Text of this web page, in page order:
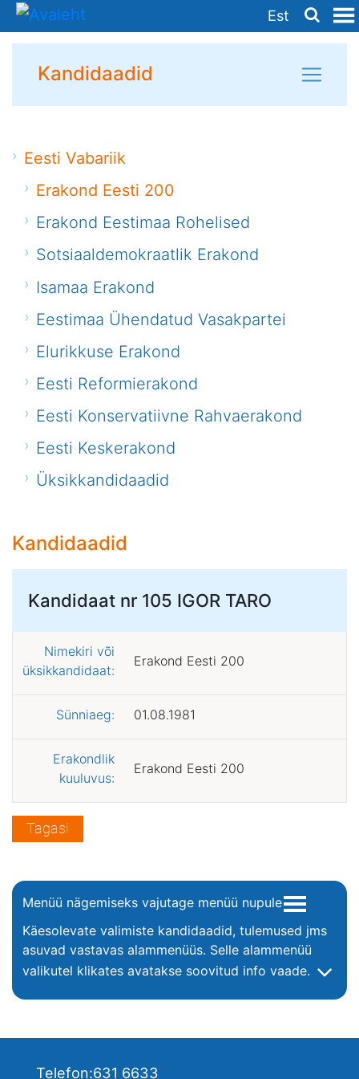
Est
Kandidaadid
Eesti Vabariik
Erakond Eesti 200
Erakond Eestimaa Rohelised
Sotsiaaldemokraatlik Erakond
Isamaa Erakond
Eestimaa Ühendatud Vasakpartei
Elurikkuse Erakond
Eesti Reformierakond
Eesti Konservatiivne Rahvaerakond
Eesti Keskerakond
Üksikkandidaadid
Kandidaadid
Kandidaat nr 105 IGOR TARO
Nimekiri või
üksikkandidaat:
Erakond Eesti 200
Sünniaeg: 01.08.1981
Erakondlik
kuuluvus:
Erakond Eesti 200
Tagasi
Menüü nägemiseks vajutage menüü nupule
Käesolevate valimiste kandidaadid, tulemused jms
asuvad vastavas alammenüüs. Selle alammenüü
valikutel klikates avatakse soovitud info vaade.
Telefon:631 6633